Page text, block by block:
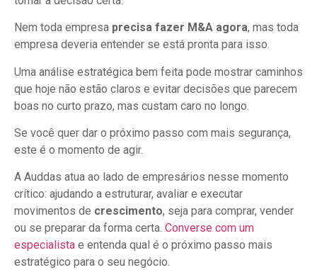
Nem toda empresa precisa fazer M&A agora, mas toda
empresa deveria entender se está pronta para isso.
Uma análise estratégica bem feita pode mostrar caminhos
que hoje não estão claros e evitar decisões que parecem
boas no curto prazo, mas custam caro no longo.
Se você quer dar o próximo passo com mais segurança,
este é o momento de agir.
A Auddas atua ao lado de empresários nesse momento
crítico: ajudando a estruturar, avaliar e executar
movimentos de crescimento, seja para comprar, vender
ou se preparar da forma certa. Converse com um
especialista e entenda qual é o próximo passo mais
estratégico para o seu negócio.